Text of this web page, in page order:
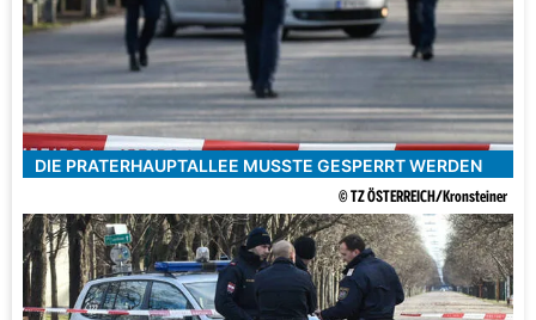
DIE PRATERHAUPTALLEE MUSSTE GESPERRT WERDEN
© TZ ÖSTERREICH/Kronsteiner